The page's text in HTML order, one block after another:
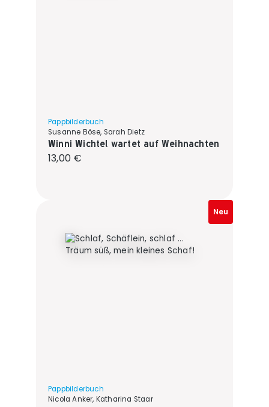
Pappbilderbuch
Susanne Böse, Sarah Dietz
Winni Wichtel wartet auf Weihnachten
Regulärer Preis:
13,00 €
Neu
Pappbilderbuch
Nicola Anker, Katharina Staar